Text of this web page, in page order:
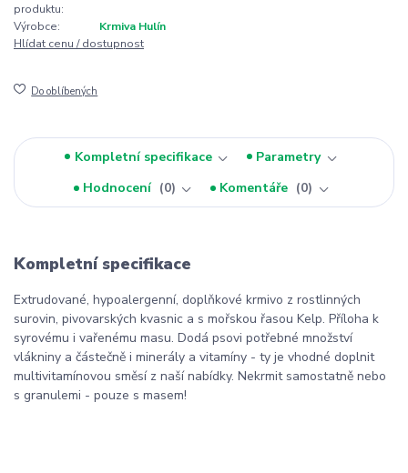
produktu:
Výrobce:
Krmiva Hulín
Hlídat cenu / dostupnost
Do oblíbených
Kompletní specifikace
Parametry
Hodnocení
0 Komentáře 0
Kompletní specifikace
Extrudované, hypoalergenní, doplňkové krmivo z rostlinných
surovin, pivovarských kvasnic a s mořskou řasou Kelp. Příloha k
syrovému i vařenému masu. Dodá psovi potřebné množství
vlákniny a částečně i minerály a vitamíny - ty je vhodné doplnit
multivitamínovou směsí z naší nabídky. Nekrmit samostatně nebo
s granulemi - pouze s masem!